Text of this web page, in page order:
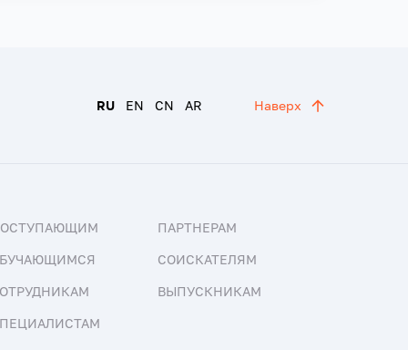
RU EN CN AR Наверх
ПАРТНЕРАМ
СОИСКАТЕЛЯМ
ВЫПУСКНИКАМ